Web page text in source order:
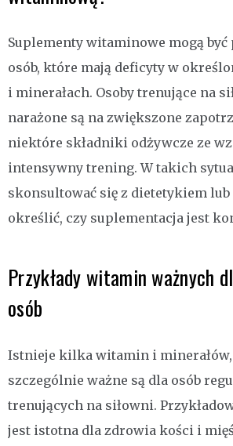
Suplementy witaminowe mogą być
osób, które mają deficyty w
i minerałach. Osoby trenujące na
narażone są na zwiększone
niektóre składniki odżywcze ze
intensywny trening. W takich
skonsultować się z dietetykiem lub
określić, czy suplementacja jest
Przykłady witamin ważnych
osób
Istnieje kilka witamin i
szczególnie ważne są dla osób
trenujących na siłowni.
jest istotna dla zdrowia kości i